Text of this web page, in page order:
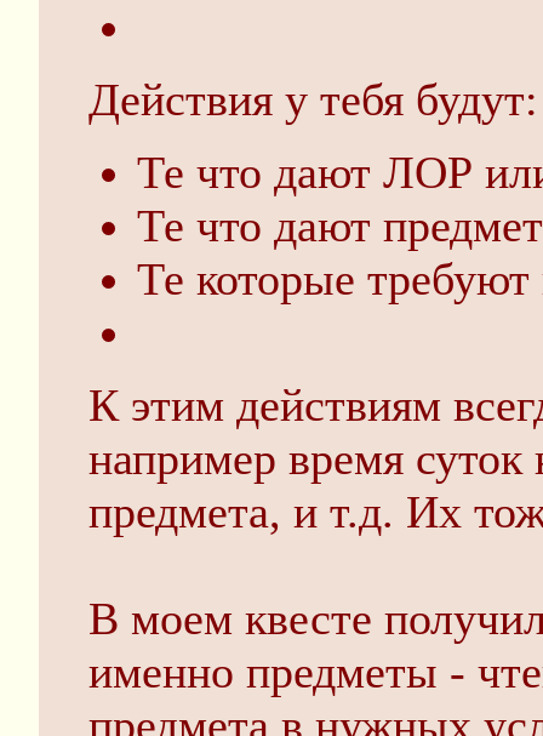
Действия у тебя будут:
Те что дают ЛОР
Те что дают предмет
Те которые требуют
К этим действиям
например время суток
предмета, и т.д. Их
В моем квесте
именно предметы -
предмета в нужных